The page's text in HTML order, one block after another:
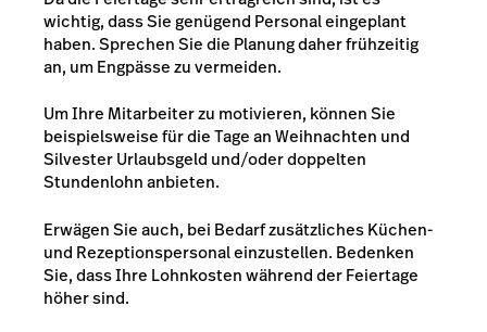
wichtig, dass Sie genügend Personal eingeplant
haben. Sprechen Sie die Planung daher frühzeitig
an, um Engpässe zu vermeiden.
Um Ihre Mitarbeiter zu motivieren, können Sie
beispielsweise für die Tage an Weihnachten und
Silvester Urlaubsgeld und/oder doppelten
Stundenlohn anbieten.
Erwägen Sie auch, bei Bedarf zusätzliches Küchen-
und Rezeptionspersonal einzustellen. Bedenken
Sie, dass Ihre Lohnkosten während der Feiertage
höher sind.